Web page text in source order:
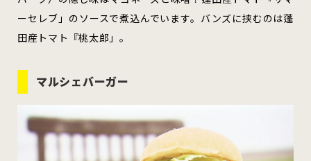
弘前市 黒石市
むつ市
八戸市
ーセレブ」のソースで煮込んでいます。バンズに挟むのは蓬
田産トマト『桃太郎」。
マルシェバーガー